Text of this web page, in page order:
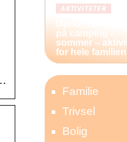
AKTIVITETER
på camping i
sommer –
for hele familien
Familie
Trivsel
Bolig